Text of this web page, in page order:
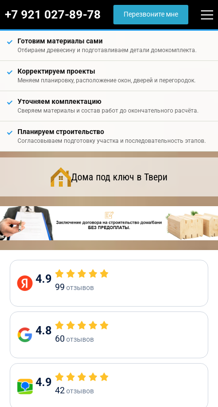
+7 921 027-89-78 Перезвоните мне
Готовим материалы сами
Отбираем древесину и подготавливаем детали домокомплекта.
Корректируем проекты
Меняем планировку, расположение окон, дверей и перегородок.
Уточняем комплектацию
Сверяем материалы и состав работ до окончательного расчёта.
Планируем строительство
Согласовываем подготовку участка и последовательность этапов.
Дома под ключ в Твери
4.9
99 отзывов
4.8
60отзывов
4.9
42отзывов